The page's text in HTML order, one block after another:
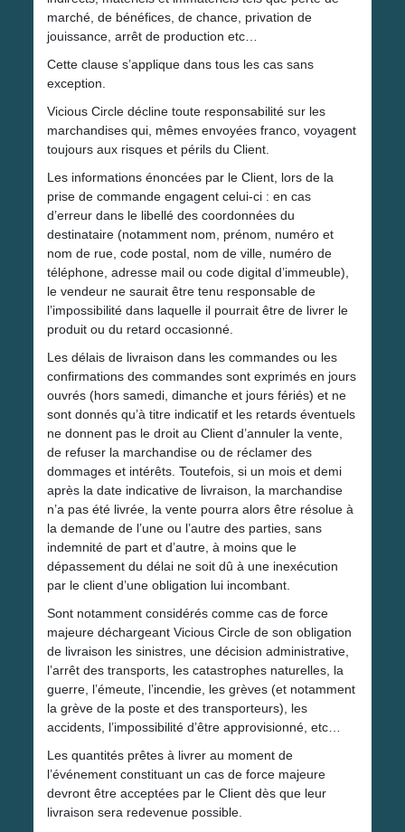
marché, de bénéfices, de chance, privation de
jouissance, arrêt de production etc…
Cette clause s’applique dans tous les cas sans
exception.
Vicious Circle décline toute responsabilité sur les
marchandises qui, mêmes envoyées franco, voyagent
toujours aux risques et périls du Client.
Les informations énoncées par le Client, lors de la
prise de commande engagent celui-ci : en cas
d’erreur dans le libellé des coordonnées du
destinataire (notamment nom, prénom, numéro et
nom de rue, code postal, nom de ville, numéro de
téléphone, adresse mail ou code digital d’immeuble),
le vendeur ne saurait être tenu responsable de
l’impossibilité dans laquelle il pourrait être de livrer le
produit ou du retard occasionné.
Les délais de livraison dans les commandes ou les
confirmations des commandes sont exprimés en jours
ouvrés (hors samedi, dimanche et jours fériés) et ne
sont donnés qu’à titre indicatif et les retards éventuels
ne donnent pas le droit au Client d’annuler la vente,
de refuser la marchandise ou de réclamer des
dommages et intérêts. Toutefois, si un mois et demi
après la date indicative de livraison, la marchandise
n’a pas été livrée, la vente pourra alors être résolue à
la demande de l’une ou l’autre des parties, sans
indemnité de part et d’autre, à moins que le
dépassement du délai ne soit dû à une inexécution
par le client d’une obligation lui incombant.
Sont notamment considérés comme cas de force
majeure déchargeant Vicious Circle de son obligation
de livraison les sinistres, une décision administrative,
l’arrêt des transports, les catastrophes naturelles, la
guerre, l’émeute, l’incendie, les grèves (et notamment
la grève de la poste et des transporteurs), les
accidents, l’impossibilité d’être approvisionné, etc…
Les quantités prêtes à livrer au moment de
l’événement constituant un cas de force majeure
devront être acceptées par le Client dès que leur
livraison sera redevenue possible.